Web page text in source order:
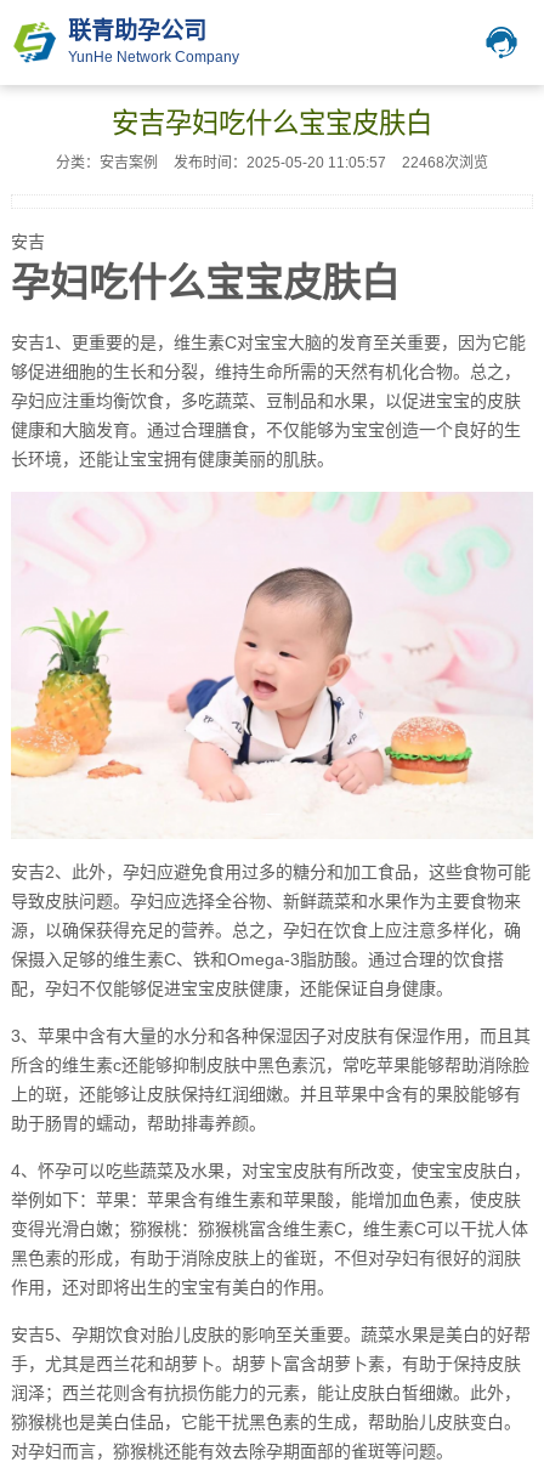
联青助孕公司
YunHe Network Company
安吉孕妇吃什么宝宝皮肤白
分类：安吉案例 发布时间：2025-05-20 11:05:57 22468次浏览
安吉
孕妇吃什么宝宝皮肤白
安吉1、更重要的是，维生素C对宝宝大脑的发育至关重要，因为它能
够促进细胞的生长和分裂，维持生命所需的天然有机化合物。总之，
孕妇应注重均衡饮食，多吃蔬菜、豆制品和水果，以促进宝宝的皮肤
健康和大脑发育。通过合理膳食，不仅能够为宝宝创造一个良好的生
长环境，还能让宝宝拥有健康美丽的肌肤。
安吉2、此外，孕妇应避免食用过多的糖分和加工食品，这些食物可能
导致皮肤问题。孕妇应选择全谷物、新鲜蔬菜和水果作为主要食物来
源，以确保获得充足的营养。总之，孕妇在饮食上应注意多样化，确
保摄入足够的维生素C、铁和Omega-3脂肪酸。通过合理的饮食搭
配，孕妇不仅能够促进宝宝皮肤健康，还能保证自身健康。
3、苹果中含有大量的水分和各种保湿因子对皮肤有保湿作用，而且其
所含的维生素c还能够抑制皮肤中黑色素沉，常吃苹果能够帮助消除脸
上的斑，还能够让皮肤保持红润细嫩。并且苹果中含有的果胶能够有
助于肠胃的蠕动，帮助排毒养颜。
4、怀孕可以吃些蔬菜及水果，对宝宝皮肤有所改变，使宝宝皮肤白，
举例如下：苹果：苹果含有维生素和苹果酸，能增加血色素，使皮肤
变得光滑白嫩；猕猴桃：猕猴桃富含维生素C，维生素C可以干扰人体
黑色素的形成，有助于消除皮肤上的雀斑，不但对孕妇有很好的润肤
作用，还对即将出生的宝宝有美白的作用。
安吉5、孕期饮食对胎儿皮肤的影响至关重要。蔬菜水果是美白的好帮
手，尤其是西兰花和胡萝卜。胡萝卜富含胡萝卜素，有助于保持皮肤
润泽；西兰花则含有抗损伤能力的元素，能让皮肤白皙细嫩。此外，
猕猴桃也是美白佳品，它能干扰黑色素的生成，帮助胎儿皮肤变白。
对孕妇而言，猕猴桃还能有效去除孕期面部的雀斑等问题。